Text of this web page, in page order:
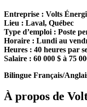
Entreprise : Volts
Lieu : Laval, Québec
Type d’emploi : Poste
Horaire : Lundi au
Heures : 40 heures par
Salaire : 60 000 $ à 75
Bilingue Français/
À propos de